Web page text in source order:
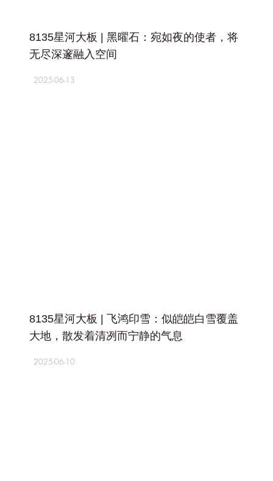
8135星河大板 | 黑曜石：宛如夜的使者，将
无尽深邃融入空间
2025-06-13
8135星河大板 | 飞鸿印雪：似皑皑白雪覆盖
大地，散发着清冽而宁静的气息
2025-06-10